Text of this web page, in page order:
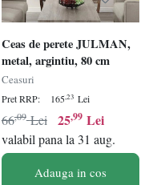
Ceas de perete JULMAN,
metal, argintiu, 80 cm
Ceasuri
Pret RRP: 165,23 Lei
25,99 Lei
66,09 Lei
valabil pana la 31 aug.
Adauga in cos